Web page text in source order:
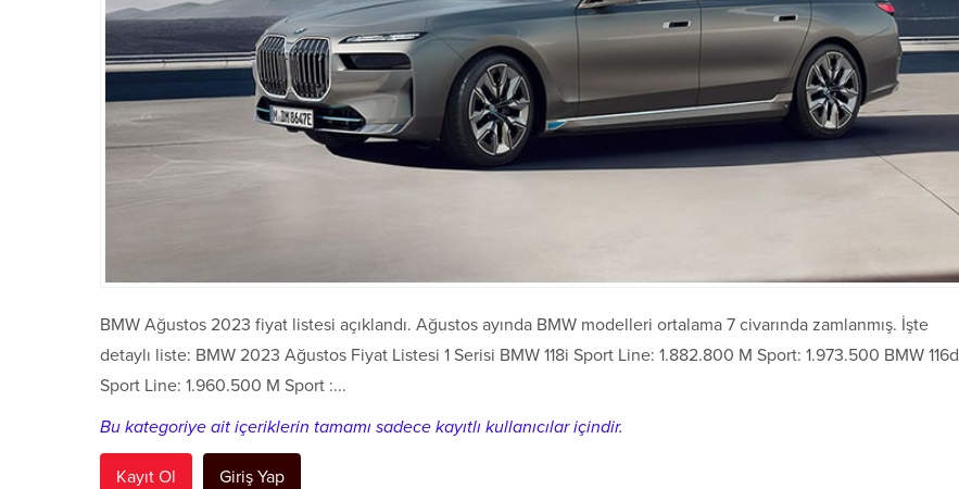
BMW Ağustos 2023 fiyat listesi açıklandı. Ağustos ayında BMW modelleri ortalama 7 civarında zamlanmış. İşte
detaylı liste: BMW 2023 Ağustos Fiyat Listesi 1 Serisi BMW 118i Sport Line: 1.882.800 M Sport: 1.973.500 BMW 116d
Sport Line: 1.960.500 M Sport :...
Bu kategoriye ait içeriklerin tamamı sadece kayıtlı kullanıcılar içindir.
Kayıt Ol Giriş Yap